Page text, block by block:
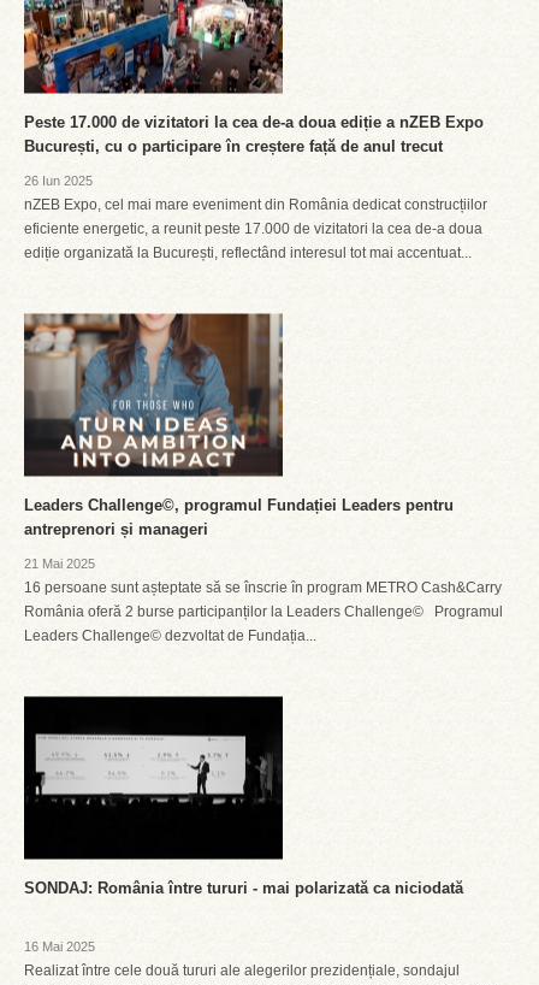
Peste 17.000 de vizitatori la cea de-a doua ediție a nZEB Expo
București, cu o participare în creștere față de anul trecut
26 Iun 2025
nZEB Expo, cel mai mare eveniment din România dedicat construcțiilor
eficiente energetic, a reunit peste 17.000 de vizitatori la cea de-a doua
ediție organizată la București, reflectând interesul tot mai accentuat...
Leaders Challenge©, programul Fundației Leaders pentru
antreprenori și manageri
21 Mai 2025
16 persoane sunt așteptate să se înscrie în program METRO Cash&Carry
România oferă 2 burse participanților la Leaders Challenge© Programul
Leaders Challenge© dezvoltat de Fundația...
SONDAJ: România între tururi - mai polarizată ca niciodată
16 Mai 2025
Realizat între cele două tururi ale alegerilor prezidențiale, sondajul